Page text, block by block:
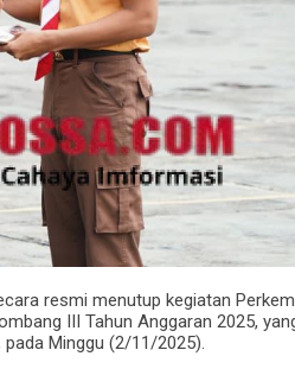
resmi menutup kegiatan
III Tahun Anggaran 2025,
pada Minggu (2/11/2025).